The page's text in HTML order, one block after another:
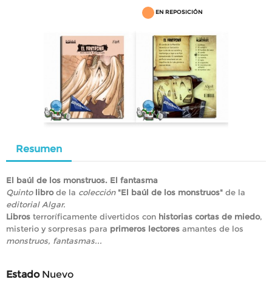
EN REPOSICIÓN
Resumen
El baúl de los monstruos. El fantasma
Quinto librode la colección "El baúl de los monstruos" de la
editorial Algar.
Libros terroríficamente divertidos con historias cortas de miedo,
misterio y sorpresas para primeros lectores amantes de los
monstruos, fantasmas...
Estado Nuevo